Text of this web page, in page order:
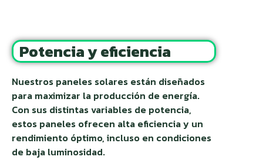
Potencia y eficiencia
Nuestros paneles solares están diseñados
para maximizar la producción de energía.
Con sus distintas variables de potencia,
estos paneles ofrecen alta eficiencia y un
rendimiento óptimo, incluso en condiciones
de baja luminosidad.